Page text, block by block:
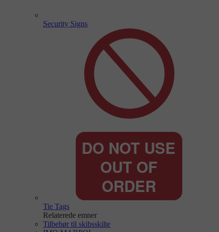
Security Signs
Tie Tags
Relaterede emner
Tilbehør til skibsskilte